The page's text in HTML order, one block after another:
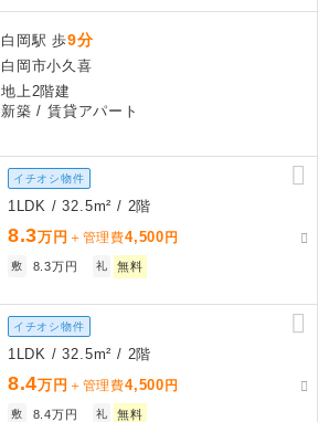
白岡駅 歩9分
白岡市小久喜
地上2階建
新築 / 賃貸アパート
イチオシ物件
1LDK / 32.5m² / 2階
8.3万円 ＋管理費4,500 円
敷 8.3万円 礼 無料
イチオシ物件
1LDK / 32.5m² / 2階
8.4万円 ＋管理費4,500 円
敷 8.4万円 礼 無料